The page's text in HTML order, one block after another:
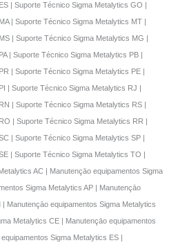
| Suporte Técnico Sigma Metalytics GO |
| Suporte Técnico Sigma Metalytics MT |
| Suporte Técnico Sigma Metalytics MG |
| Suporte Técnico Sigma Metalytics PB |
| Suporte Técnico Sigma Metalytics PE |
| Suporte Técnico Sigma Metalytics RJ |
| Suporte Técnico Sigma Metalytics RS |
| Suporte Técnico Sigma Metalytics RR |
| Suporte Técnico Sigma Metalytics SP |
| Suporte Técnico Sigma Metalytics TO |
AC | Manutençāo equipamentos Sigma
Sigma Metalytics AP | Manutençāo
Manutençāo equipamentos Sigma Metalytics
Metalytics CE | Manutençāo equipamentos
Sigma Metalytics ES |